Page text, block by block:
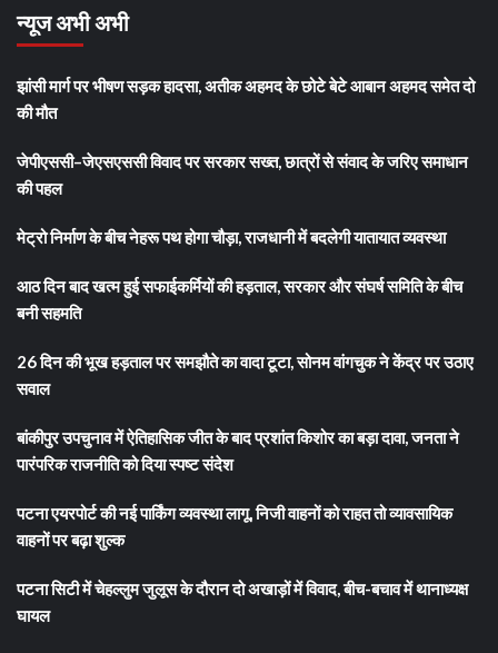
न्यूज अभी अभी
झांसी मार्ग पर भीषण सड़क हादसा, अतीक अहमद के छोटे बेटे आबान अहमद समेत दो
की मौत
जेपीएससी–जेएसएससी विवाद पर सरकार सख्त, छात्रों से संवाद के जरिए समाधान
की पहल
मेट्रो निर्माण के बीच नेहरू पथ होगा चौड़ा, राजधानी में बदलेगी यातायात व्यवस्था
आठ दिन बाद खत्म हुई सफाईकर्मियों की हड़ताल, सरकार और संघर्ष समिति के बीच
बनी सहमति
26 दिन की भूख हड़ताल पर समझौते का वादा टूटा, सोनम वांगचुक ने केंद्र पर उठाए
सवाल
बांकीपुर उपचुनाव में ऐतिहासिक जीत के बाद प्रशांत किशोर का बड़ा दावा, जनता ने
पारंपरिक राजनीति को दिया स्पष्ट संदेश
पटना एयरपोर्ट की नई पार्किंग व्यवस्था लागू, निजी वाहनों को राहत तो व्यावसायिक
वाहनों पर बढ़ा शुल्क
पटना सिटी में चेहल्लुम जुलूस के दौरान दो अखाड़ों में विवाद, बीच-बचाव में थानाध्यक्ष
घायल